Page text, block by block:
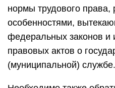
нормы трудового права,
особенностями,
федеральных законов и
правовых актов о
(муниципальной) службе.